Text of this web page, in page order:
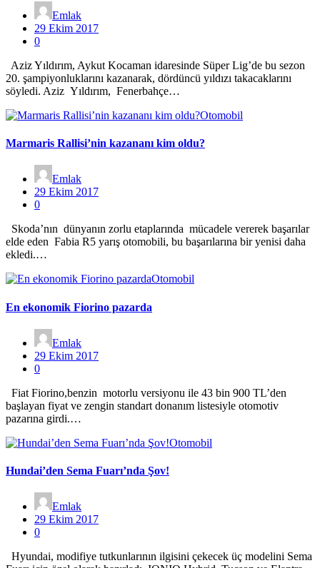
Emlak
29 Ekim 2017
0
Aziz Yıldırım, Aykut Kocaman idaresinde Süper Lig’de bu sezon
20. şampiyonluklarını kazanarak, dördüncü yıldızı takacaklarını
söyledi. Aziz Yıldırım, Fenerbahçe…
Otomobil
Marmaris Rallisi’nin kazananı kim oldu?
Emlak
29 Ekim 2017
0
Skoda’nın dünyanın zorlu etaplarında mücadele vererek başarılar
elde eden Fabia R5 yarış otomobili, bu başarılarına bir yenisi daha
ekledi.…
Otomobil
En ekonomik Fiorino pazarda
Emlak
29 Ekim 2017
0
Fiat Fiorino,benzin motorlu versiyonu ile 43 bin 900 TL’den
başlayan fiyat ve zengin standart donanım listesiyle otomotiv
pazarına girdi.…
Otomobil
Hundai’den Sema Fuarı’nda Şov!
Emlak
29 Ekim 2017
0
Hyundai, modifiye tutkunlarının ilgisini çekecek üç modelini Sema